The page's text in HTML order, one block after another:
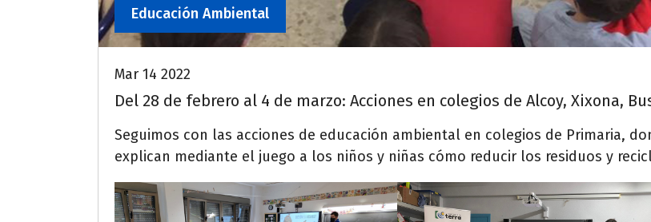
Educación Ambiental
Mar 14 2022
Del 28 de febrero al 4 de marzo: Acciones en colegios de Alcoy, Xixona,
Seguimos con las acciones de educación ambiental en colegios de Primaria,
explican mediante el juego a los niños y niñas cómo reducir los residuos y